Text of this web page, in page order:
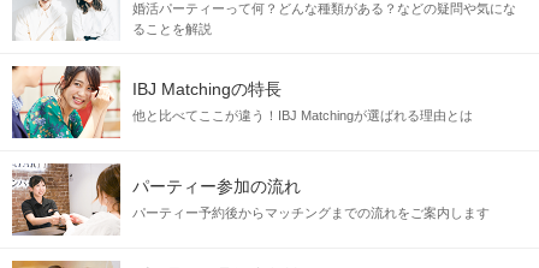
婚活パーティーって何？どんな種類がある？などの疑問や気にな
ることを解説
IBJ Matchingの特長
他と比べてここが違う！IBJ Matchingが選ばれる理由とは
パーティー参加の流れ
パーティー予約後からマッチングまでの流れをご案内します